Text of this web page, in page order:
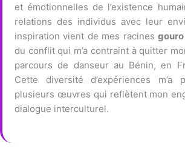
et émotionnelles de l’existence
relations des individus avec leur
inspiration vient de mes racines gouro
du conflit qui m’a contraint à quitter
parcours de danseur au Bénin, en
Cette diversité d’expériences m’a
plusieurs œuvres qui reflètent mon
dialogue interculturel.